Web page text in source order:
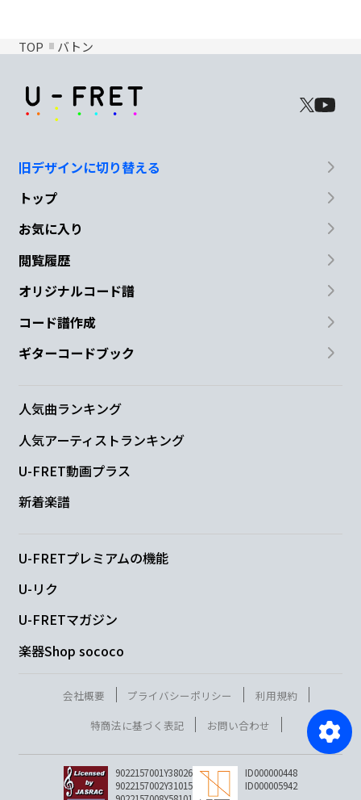
TOP バトン
旧デザインに切り替える
トップ
お気に入り
閲覧履歴
オリジナルコード譜
コード譜作成
ギターコードブック
人気曲ランキング
人気アーティストランキング
U-FRET動画プラス
新着楽譜
U-FRETプレミアムの機能
U-リク
U-FRETマガジン
楽器Shop sococo
会社概要 プライバシーポリシー
利用規約
特商法に基づく表記
お問い合わせ
9022157001Y38026
9022157002Y31015
ID000000448
ID000005942